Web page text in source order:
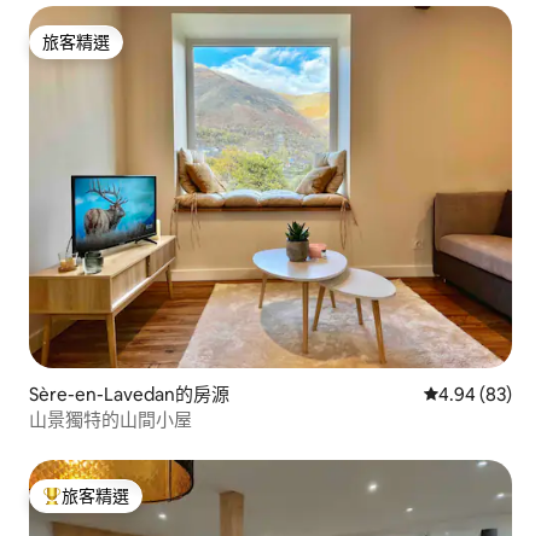
旅客精選
旅客精選
Sère-en-Lavedan的房源 從 83 則評價
4.94 (83)
山景獨特的山間小屋
旅客精選榜首
旅客精選